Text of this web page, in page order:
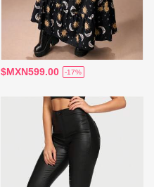
$MXN599.00 -17%